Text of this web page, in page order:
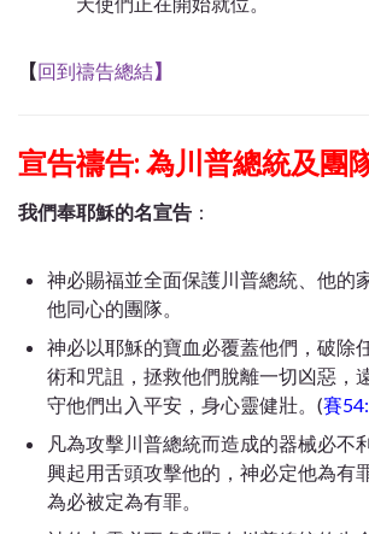
【回到禱告總結】
宣告禱告: 為川普總統及團
我們奉耶穌的名宣告 ：
神必賜福並全面保護川普總統、他的
他同心的團隊。
神必以耶穌的寶血必覆蓋他們，破除
術和咒詛，拯救他們脫離一切凶惡，
守他們出入平安，身心靈健壯。(賽
凡為攻擊川普總統而造成的器械必不
興起用舌頭攻擊他的，神必定他為有
為必被定為有罪。